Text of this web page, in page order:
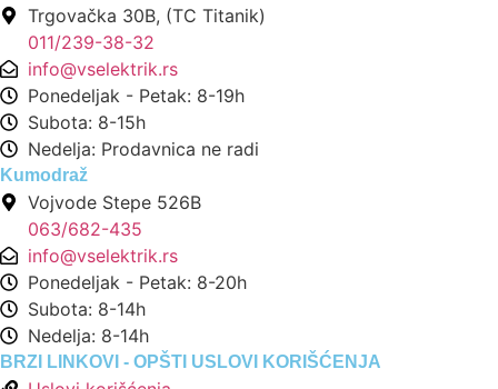
Trgovačka 30B, (TC Titanik)
011/239-38-32
info@vselektrik.rs
Ponedeljak - Petak: 8-19h
Subota: 8-15h
Nedelja: Prodavnica ne radi
Kumodraž
Vojvode Stepe 526B
063/682-435
info@vselektrik.rs
Ponedeljak - Petak: 8-20h
Subota: 8-14h
Nedelja: 8-14h
BRZI LINKOVI - OPŠTI USLOVI KORIŠĆENJA